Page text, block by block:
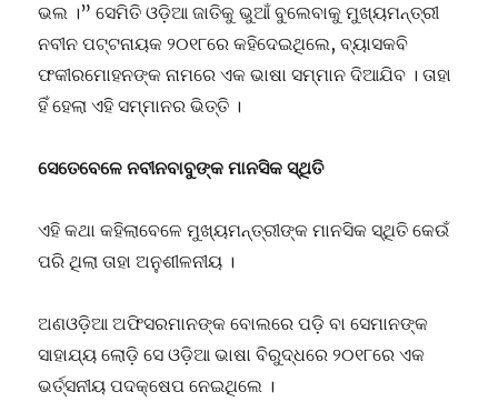
ଭଲ ।” ସେମିତି ଓଡ଼ିଆ ଜାତିକୁ ଭୁଆଁ ବୁଲେବାକୁ ମୁଖ୍ୟମନ୍ତ୍ରୀ
ନବୀନ ପଟ୍ଟନାୟକ ୨୦୧୮ରେ କହିଦେଇଥିଲେ, ବ୍ୟାସକବି
ଫକୀରମୋହନଙ୍କ ନାମରେ ଏକ ଭାଷା ସମ୍ମାନ ଦିଆଯିବ । ତାହା
ହିଁ ହେଲା ଏହି ସମ୍ମାନର ଭିତ୍ତି ।
ସେତେବେଳେ ନବୀନବାବୁଙ୍କ ମାନସିକ ସ୍ଥିତି
ଏହି କଥା କହିଲାବେଳେ ମୁଖ୍ୟମନ୍ତ୍ରୀଙ୍କ ମାନସିକ ସ୍ଥିତି କେଉଁ
ପରି ଥିଲା ତାହା ଅନୁଶୀଳନୀୟ ।
ଅଣଓଡ଼ିଆ ଅଫିସରମାନଙ୍କ ବୋଲରେ ପଡ଼ି ବା ସେମାନଙ୍କ
ସାହାଯ୍ୟ ଲୋଡ଼ି ସେ ଓଡ଼ିଆ ଭାଷା ବିରୁଦ୍ଧରେ ୨୦୧୮ରେ ଏକ
ଭର୍ତ୍ସନୀୟ ପଦକ୍ଷେପ ନେଇଥିଲେ ।